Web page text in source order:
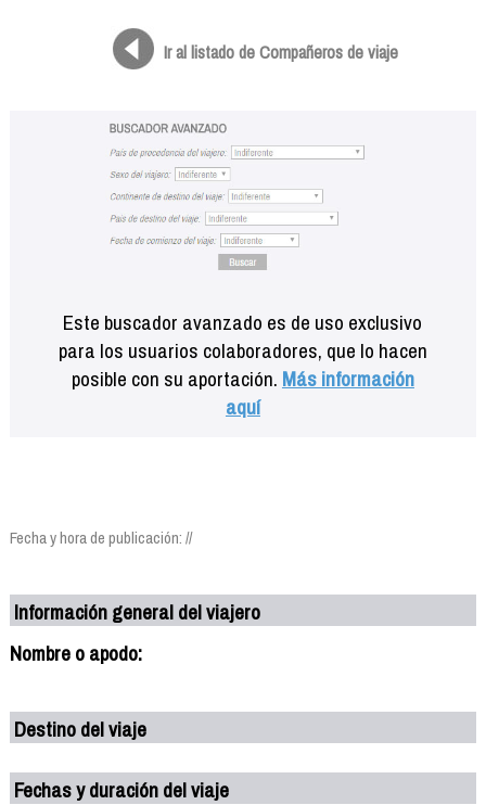
Ir al listado de Compañeros de viaje
Este buscador avanzado es de uso exclusivo
para los usuarios colaboradores, que lo hacen
posible con su aportación. Más información
aquí
Fecha y hora de publicación: //
Información general del viajero
Nombre o apodo:
Destino del viaje
Fechas y duración del viaje